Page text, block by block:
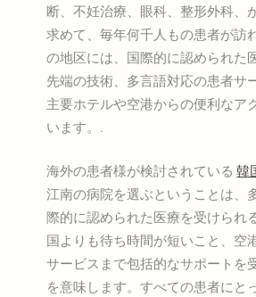
断、不妊治療、眼科、整形外科、
求めて、毎年何千人もの患者が訪
の地区には、国際的に認められた
先端の技術、多言語対応の患者サ
主要ホテルや空港からの便利なア
います。.
海外の患者様が検討されている韓
江南の病院を選ぶということは、
際的に認められた医療を受けられ
国よりも待ち時間が短いこと、空
サービスまで包括的なサポートを
を意味します。すべての患者にと